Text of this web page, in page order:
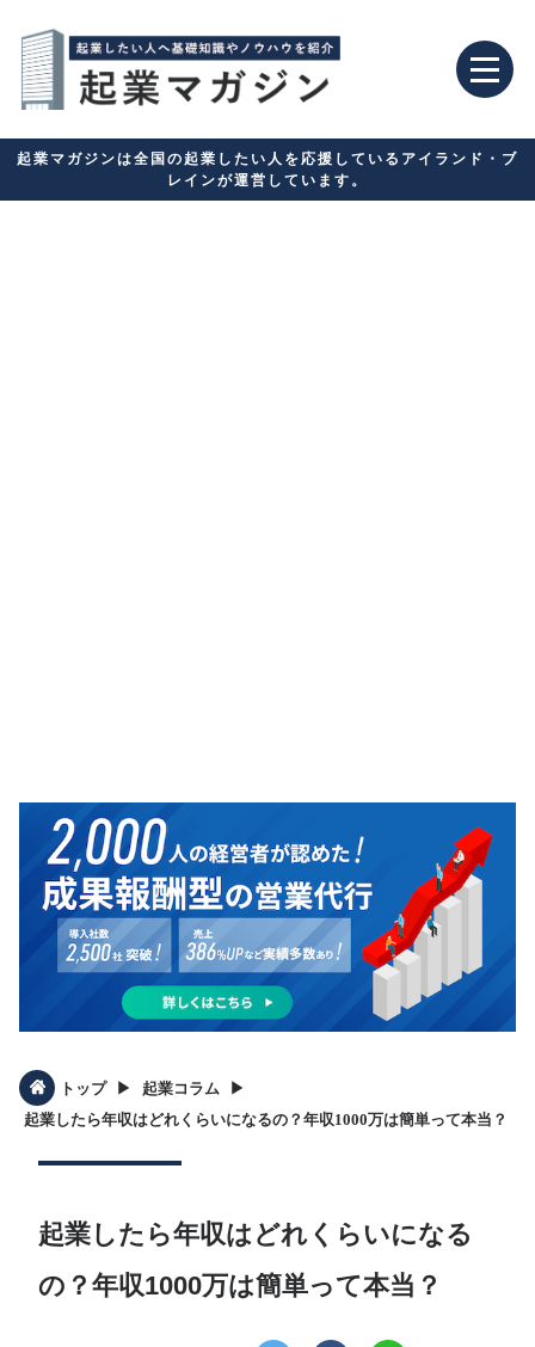
起業マガジンは全国の起業したい人を応援しているアイランド・ブ
レインが運営しています。
トップ ▶︎ 起業コラム ▶︎
起業したら年収はどれくらいになるの？年収1000万は簡単って本当？
起業したら年収はどれくらいになる
の？年収1000万は簡単って本当？